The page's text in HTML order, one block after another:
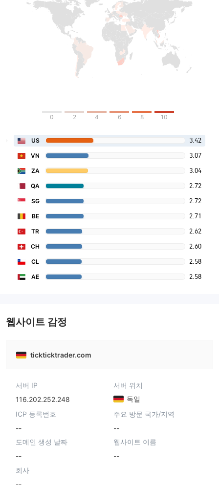
0 2 4 6 8 10
US 3.42
VN 3.07
ZA 3.04
QA 2.72
SG 2.72
BE 2.71
TR 2.62
CH 2.60
CL 2.58
AE 2.58
웹사이트 감정
tickticktrader.com
서버 IP
116.202.252.248
서버 위치
독일
ICP 등록번호
--
주요 방문 국가/지역
--
도메인 생성 날짜
--
웹사이트 이름
--
회사